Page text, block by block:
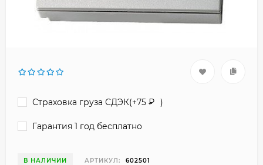
Страховка груза СДЭК(+75 )
Гарантия 1 год бесплатно
В НАЛИЧИИ АРТИКУЛ: 602501